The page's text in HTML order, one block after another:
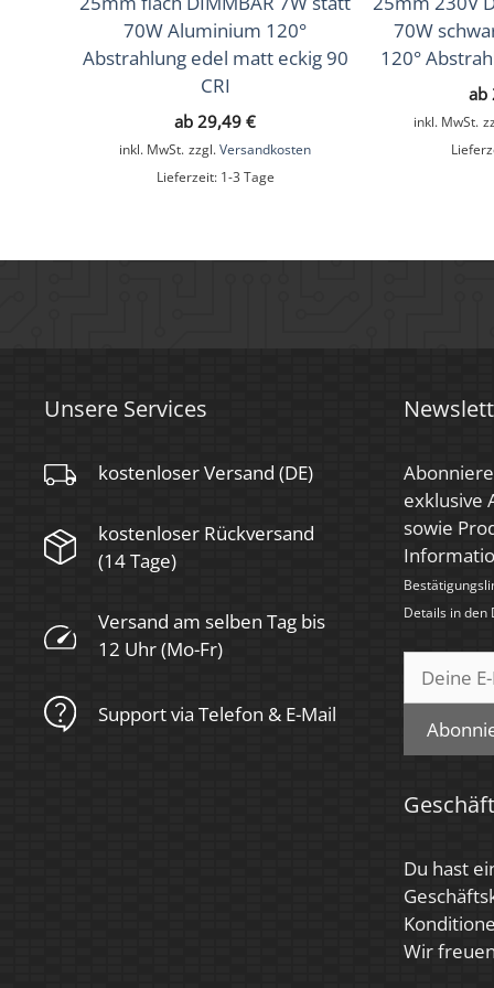
Material
Aluminium
Sockel
Ultraflach
Schaltzyklen
> 15.000
Herstellergarantie
6 Jahre
Für Möbeleinbau
geeignet
Ja
70W Aluminium 120°
Abstrahlung edel matt eckig 90
CRI
ab 29,49 €
inkl. MwSt. zzgl. Versandkosten
Lieferzeit: 1-3 Tage
70W
120°
ab
inkl. MwSt.
Unsere Services
kostenloser Versand (DE)
kostenloser Rückversand
(14 Tage)
Versand am selben Tag bis
12 Uhr (Mo-Fr)
Support via Telefon & E-Mail
exklusive
sowie
Details in den
Du hast
Wir